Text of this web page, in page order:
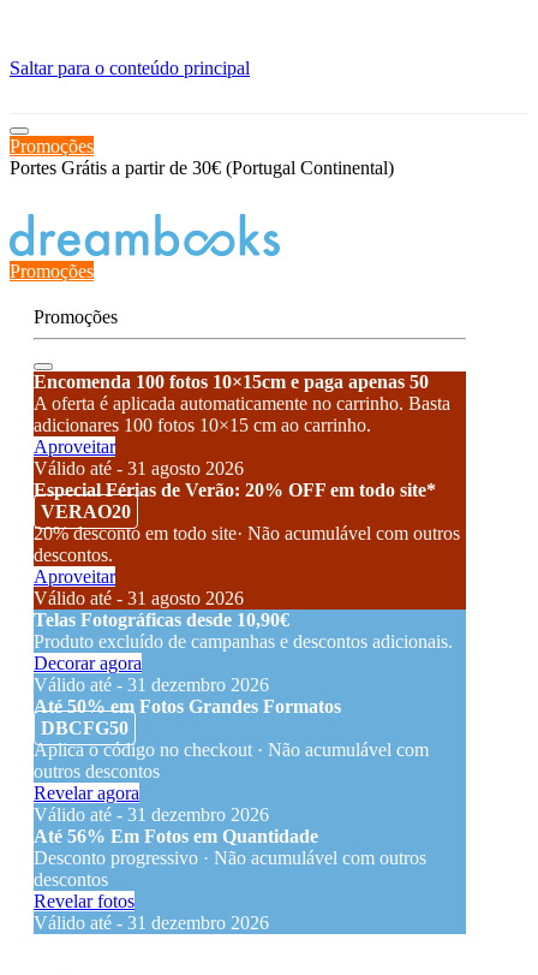
Saltar para o conteúdo principal
Promoções
Portes Grátis a partir de 30€ (Portugal Continental)
Promoções
Promoções
Encomenda 100 fotos 10×15cm e paga apenas 50
A oferta é aplicada automaticamente no carrinho. Basta
adicionares 100 fotos 10×15 cm ao carrinho.
Aproveitar
Válido até - 31 agosto 2026
Especial Férias de Verão: 20% OFF em todo site*
VERAO20
20% desconto em todo site· Não acumulável com outros
descontos.
Aproveitar
Válido até - 31 agosto 2026
Telas Fotográficas desde 10,90€
Produto excluído de campanhas e descontos adicionais.
Decorar agora
Válido até - 31 dezembro 2026
Até 50% em Fotos Grandes Formatos
DBCFG50
Aplica o código no checkout · Não acumulável com
outros descontos
Revelar agora
Válido até - 31 dezembro 2026
Até 56% Em Fotos em Quantidade
Desconto progressivo · Não acumulável com outros
descontos
Revelar fotos
Válido até - 31 dezembro 2026
≡